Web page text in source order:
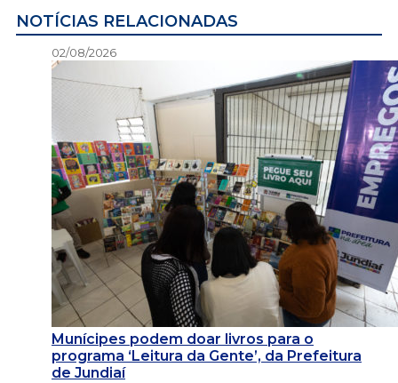
NOTÍCIAS RELACIONADAS
02/08/2026
Munícipes podem doar livros para o
programa ‘Leitura da Gente’, da Prefeitura
de Jundiaí